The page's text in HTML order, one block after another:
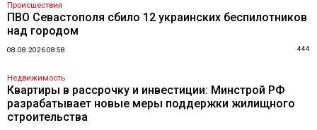
Происшествия
ПВО Севастополя сбило 12 украинских беспилотников
над городом
08.08.2026 08:58 444
Недвижимость
Квартиры в рассрочку и инвестиции: Минстрой РФ
разрабатывает новые меры поддержки жилищного
строительства